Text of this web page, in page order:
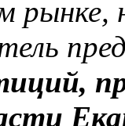
рынке,